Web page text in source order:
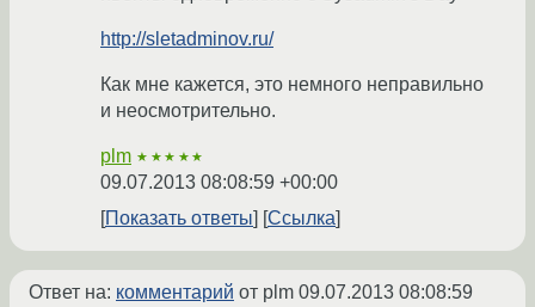
http://sletadminov.ru/
Как мне кажется, это немного неправильно
и неосмотрительно.
plm ★★★★★
09.07.2013 08:08:59 +00:00
Показать ответы
Ссылка
Ответ на: комментарий от plm 09.07.2013 08:08:59